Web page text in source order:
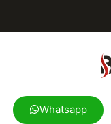
Whatsapp